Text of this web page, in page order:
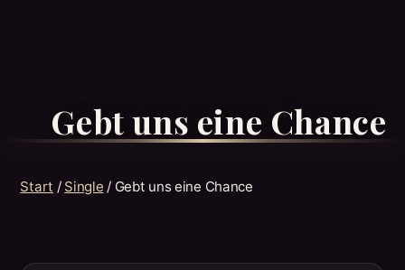
Gebt uns eine Chance
Start / Single / Gebt uns eine Chance